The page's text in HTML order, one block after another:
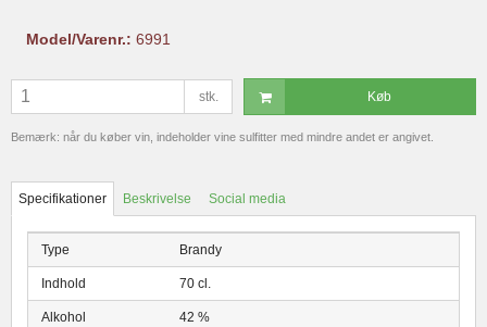
Model/Varenr.: 6991
stk. Køb
Bemærk: når du køber vin, indeholder vine sulfitter med mindre andet er angivet.
Specifikationer Beskrivelse Social media
Type Brandy
Indhold 70 cl.
Alkohol 42 %